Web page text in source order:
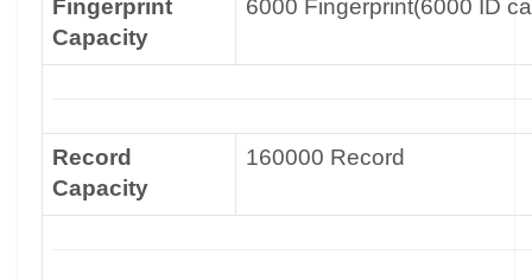
Fingerprint
Capacity
6000 Fingerprint(6000 ID
Record
Capacity
160000 Record